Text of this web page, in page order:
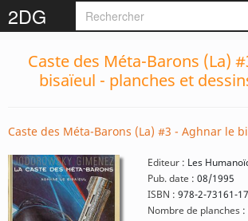
2DG
Caste des Méta-Barons (La)
bisaïeul - planches et
Caste des Méta-Barons (La) #3 - Aghnar le
Editeur : Les
Pub. date : 08/1995
ISBN : 978-2-73161-
Nombre de planches :